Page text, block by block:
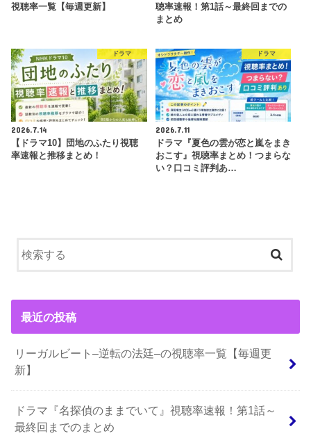
視聴率一覧【毎週更新】
聴率速報！第1話～最終回までの
まとめ
ドラマ
2026.7.14
【ドラマ10】団地のふたり視聴
率速報と推移まとめ！
ドラマ
2026.7.11
ドラマ『夏色の雲が恋と嵐をまき
おこす』視聴率まとめ！つまらな
い？口コミ評判あ…
最近の投稿
リーガルビート–逆転の法廷–の視聴率一覧【毎週更
新】
ドラマ『名探偵のままでいて』視聴率速報！第1話～
最終回までのまとめ